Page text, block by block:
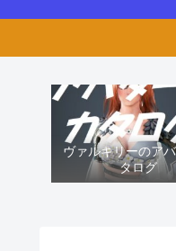
ヴァルキリーのア
タログ